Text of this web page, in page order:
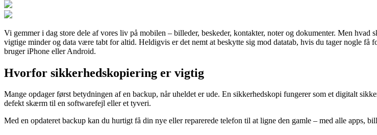
Vi gemmer i dag store dele af vores liv på mobilen – billeder, beskeder, kontakter, noter og dokumenter. Men
vigtige minder og data være tabt for altid. Heldigvis er det nemt at beskytte sig mod datatab, hvis du tager nogle
bruger iPhone eller Android.
Hvorfor sikkerhedskopiering er vigtig
Mange opdager først betydningen af en backup, når uheldet er ude. En sikkerhedskopi fungerer som et digitalt
defekt skærm til en softwarefejl eller et tyveri.
Med en opdateret backup kan du hurtigt få din nye eller reparerede telefon til at ligne den gamle – med alle apps,